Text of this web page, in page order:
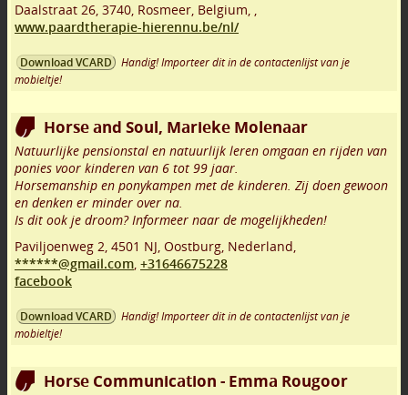
Daalstraat 26, 3740, Rosmeer, Belgium, ,
www.paardtherapie-hierennu.be/nl/
Download VCARD
Handig! Importeer dit in de contactenlijst van je
mobieltje!
Horse and Soul, Marieke Molenaar
Natuurlijke pensionstal en natuurlijk leren omgaan en rijden van
ponies voor kinderen van 6 tot 99 jaar.
Horsemanship en ponykampen met de kinderen. Zij doen gewoon
en denken er minder over na.
Is dit ook je droom? Informeer naar de mogelijkheden!
Paviljoenweg 2, 4501 NJ, Oostburg, Nederland,
******@gmail.com, +31646675228
facebook
Download VCARD
Handig! Importeer dit in de contactenlijst van je
mobieltje!
Horse Communication - Emma Rougoor